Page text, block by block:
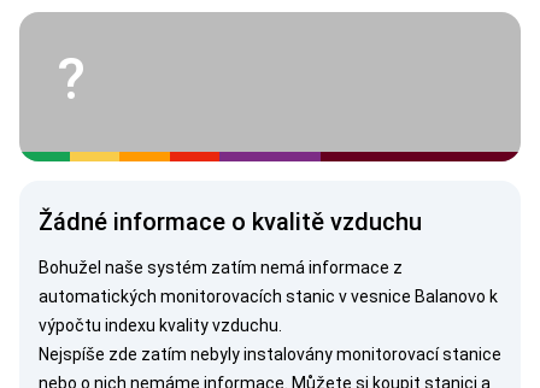
?
Žádné informace o kvalitě vzduchu
Bohužel naše systém zatím nemá informace z
automatických monitorovacích stanic v vesnice Balanovo k
výpočtu indexu kvality vzduchu.
Nejspíše zde zatím nebyly instalovány monitorovací stanice
nebo o nich nemáme informace. Můžete si koupit stanici a